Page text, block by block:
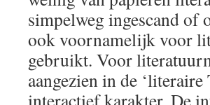
simpelweg ingescand of
ook voornamelijk voor
gebruikt. Voor
aangezien in de ‘literaire
interactief karakter. De